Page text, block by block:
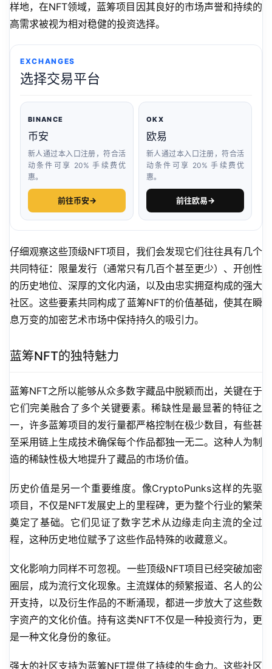
样地，在NFT领域，蓝筹项目因其良好的市场声誉和持续的
高需求被视为相对稳健的投资选择。
EXCHANGES
选择交易平台
BINANCE
币安
新人通过本入口注册，符合活
动条件可享 20% 手续费优
惠。
前往币安→
OKX
欧易
新人通过本入口注册，符合活
动条件可享 20% 手续费优
惠。
前往欧易→
仔细观察这些顶级NFT项目，我们会发现它们往往具有几个
共同特征：限量发行（通常只有几百个甚至更少）、开创性
的历史地位、深厚的文化内涵，以及由忠实拥趸构成的强大
社区。这些要素共同构成了蓝筹NFT的价值基础，使其在瞬
息万变的加密艺术市场中保持持久的吸引力。
蓝筹NFT的独特魅力
蓝筹NFT之所以能够从众多数字藏品中脱颖而出，关键在于
它们完美融合了多个关键要素。稀缺性是最显著的特征之
一，许多蓝筹项目的发行量都严格控制在极少数目，有些甚
至采用链上生成技术确保每个作品都独一无二。这种人为制
造的稀缺性极大地提升了藏品的市场价值。
历史价值是另一个重要维度。像CryptoPunks这样的先驱
项目，不仅是NFT发展史上的里程碑，更为整个行业的繁荣
奠定了基础。它们见证了数字艺术从边缘走向主流的全过
程，这种历史地位赋予了这些作品特殊的收藏意义。
文化影响力同样不可忽视。一些顶级NFT项目已经突破加密
圈层，成为流行文化现象。主流媒体的频繁报道、名人的公
开支持，以及衍生作品的不断涌现，都进一步放大了这些数
字资产的文化价值。持有这类NFT不仅是一种投资行为，更
是一种文化身份的象征。
强大的社区支持为蓝筹NFT提供了持续的生命力。这些社区